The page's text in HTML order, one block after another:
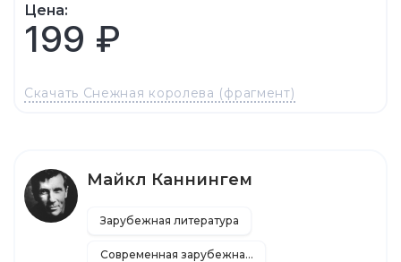
Цена:
199 ₽
Скачать Снежная королева (фрагмент)
Майкл Каннингем
Зарубежная литература
Современная зарубежная литература